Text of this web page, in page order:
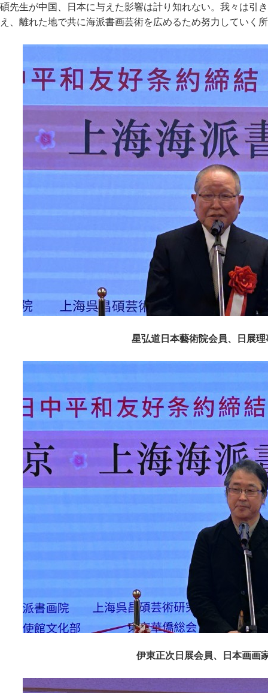
碩先生が中国、日本に与えた影響は計り知れない。我々は引
え、離れた地で共に海派書画芸術を広めるため努力していく
星弘道日本藝術院会員、日展理
伊東正次日展会員、日本画画